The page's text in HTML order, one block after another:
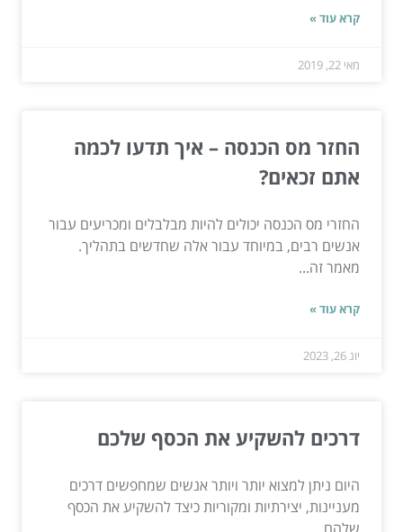
קרא עוד »
מאי 22, 2019
החזר מס הכנסה – איך תדעו לכמה
אתם זכאים?
החזרי מס הכנסה יכולים להיות מבלבלים ומכריעים עבור
אנשים רבים, במיוחד עבור אלה שחדשים בתהליך.
מאמר זה...
קרא עוד »
יונ 26, 2023
דרכים להשקיע את הכסף שלכם
היום ניתן למצוא יותר ויותר אנשים שמחפשים דרכים
מעניינות, יצירתיות ומקוריות כיצד להשקיע את הכסף